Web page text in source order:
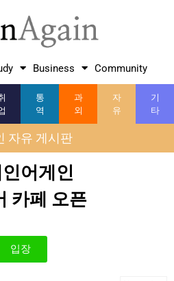
Business Community
통
역
과
외
자
유
기
타
자유 게시판
어게인
카페 오픈
입장